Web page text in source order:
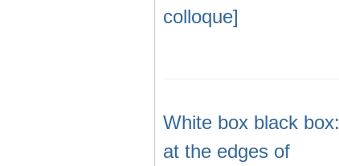
colloque]
White box black box:
at the edges of